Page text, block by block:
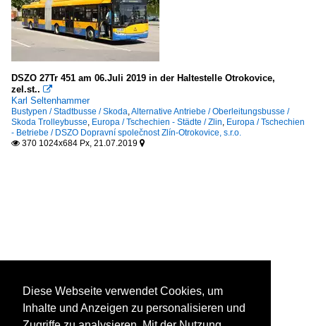
DSZO 27Tr 451 am 06.Juli 2019 in der Haltestelle Otrokovice,
zel.st.. 
Karl Seltenhammer
Bustypen / Stadtbusse / Skoda Alternative Antriebe / Oberleitungsbusse /
Skoda Trolleybusse Europa / Tschechien - Städte / Zlin Europa / Tschechien
- Betriebe / DSZO Dopravní společnost Zlín-Otrokovice, s.r.o.
 370 1024x684 Px, 21.07.2019 
Diese Webseite verwendet Cookies, um
Inhalte und Anzeigen zu personalisieren und